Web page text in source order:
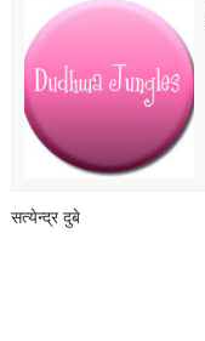
सत्येन्द्र दुबे